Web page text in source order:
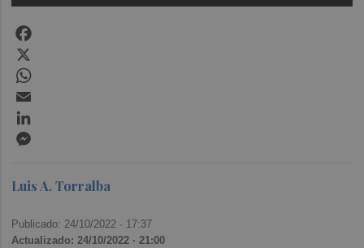
Luis A. Torralba
Publicado: 24/10/2022 · 17:37
Actualizado: 24/10/2022 · 21:00